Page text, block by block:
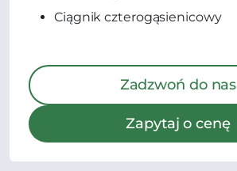
Ciągnik czterogąsienicowy
Zadzwoń do nas
Zapytaj o cenę